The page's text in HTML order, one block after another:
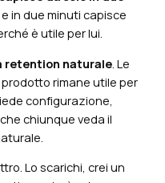
in due minuti capisce
è utile per lui.
retention naturale . Le
rimane utile per
configurazione,
chiunque veda il
Lo scarichi, crei un